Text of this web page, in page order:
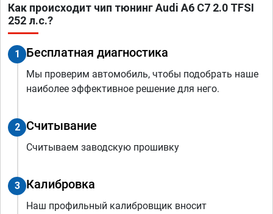
Как происходит чип тюнинг Audi A6 C7 2.0 TFSI
252 л.с.?
1 Бесплатная диагностика
Мы проверим автомобиль, чтобы подобрать наше
наиболее эффективное решение для него.
2 Считывание
Считываем заводскую прошивку
3 Калибровка
Наш профильный калибровщик вносит